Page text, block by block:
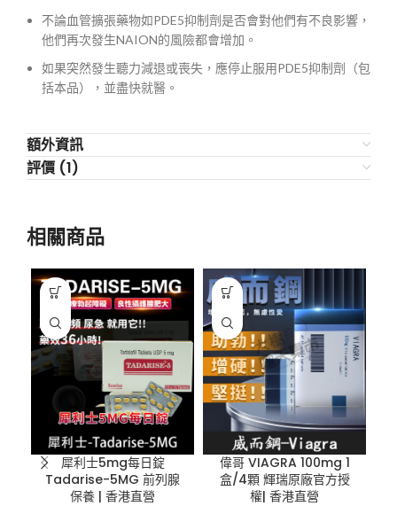
不論血管擴張藥物如PDE5抑制劑是否會對他們有不良影響，
他們再次發生NAION的風險都會增加。
如果突然發生聽力減退或喪失，應停止服用PDE5抑制劑（包
括本品），並盡快就醫。
額外資訊
評價 (1)
相關商品
犀利士5mg每日錠
Tadarise-5MG 前列腺
保養 | 香港直營
偉哥 VIAGRA 100mg 1
盒/4顆 輝瑞原廠官方授
權| 香港直營